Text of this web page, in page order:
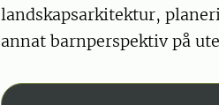
landskapsarkitektur,
annat barnperspektiv på